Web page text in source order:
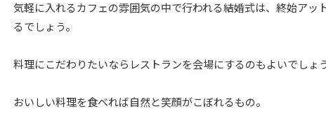
気軽に入れるカフェの雰囲気の中で行われる結婚式は、終始アッ
るでしょう。
料理にこだわりたいならレストランを会場にするのもよいでしょう
おいしい料理を食べれば自然と笑顔がこぼれるもの。